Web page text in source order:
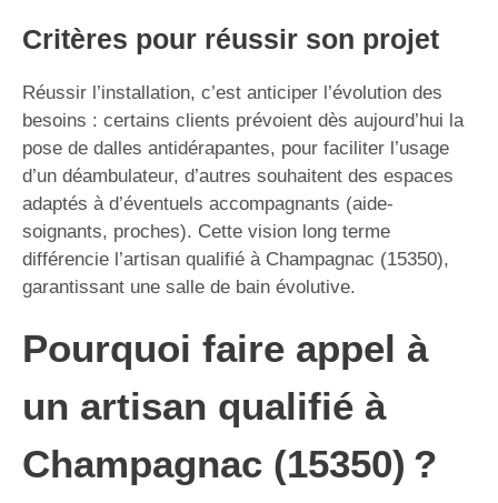
Critères pour réussir son projet
Réussir l’installation, c’est anticiper l’évolution des
besoins : certains clients prévoient dès aujourd’hui la
pose de dalles antidérapantes, pour faciliter l’usage
d’un déambulateur, d’autres souhaitent des espaces
adaptés à d’éventuels accompagnants (aide-
soignants, proches). Cette vision long terme
différencie l’artisan qualifié à Champagnac (15350),
garantissant une salle de bain évolutive.
Pourquoi faire appel à
un artisan qualifié à
Champagnac (15350) ?